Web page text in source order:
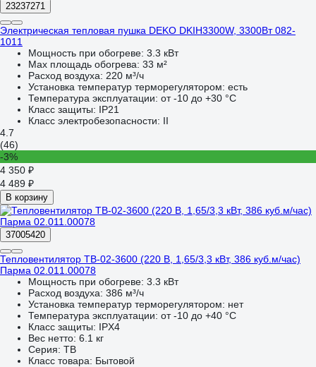
23237271
Электрическая тепловая пушка DEKO DKIH3300W, 3300Вт 082-
1011
Мощность при обогреве: 3.3 кВт
Max площадь обогрева: 33 м²
Расход воздуха: 220 м³/ч
Установка температур терморегулятором: есть
Температура эксплуатации: от -10 до +30 °С
Класс защиты: IP21
Класс электробезопасности: II
4.7
(46)
-3%
4 350 ₽
4 489 ₽
В корзину
37005420
Тепловентилятор ТВ-02-3600 (220 В, 1,65/3,3 кВт, 386 куб.м/час)
Парма 02.011.00078
Мощность при обогреве: 3.3 кВт
Расход воздуха: 386 м³/ч
Установка температур терморегулятором: нет
Температура эксплуатации: от -10 до +40 °С
Класс защиты: IPX4
Вес нетто: 6.1 кг
Серия: ТВ
Класс товара: Бытовой